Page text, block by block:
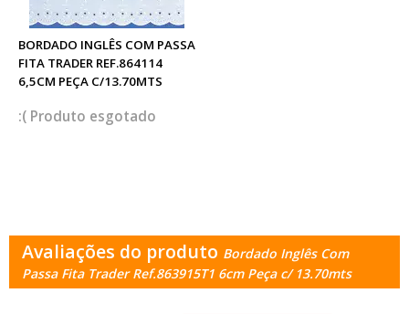
BORDADO INGLÊS COM PASSA
FITA TRADER REF.864114
6,5CM PEÇA C/13.70MTS
esgotado
Avaliações do produto Bordado Inglês Com
Passa Fita Trader Ref.863915T1 6cm Peça c/ 13.70mts